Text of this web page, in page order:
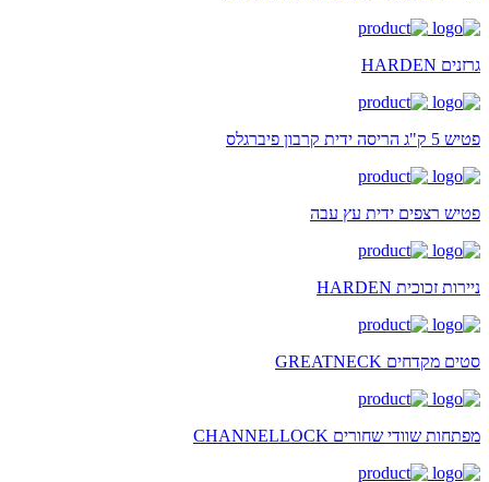
גרזנים HARDEN
פטיש 5 ק"ג הריסה ידית קרבון פיברגלס
פטיש רצפים ידית עץ עבה
ניירות זכוכית HARDEN
סטים מקדחים GREATNECK
מפתחות שוודי שחורים CHANNELLOCK